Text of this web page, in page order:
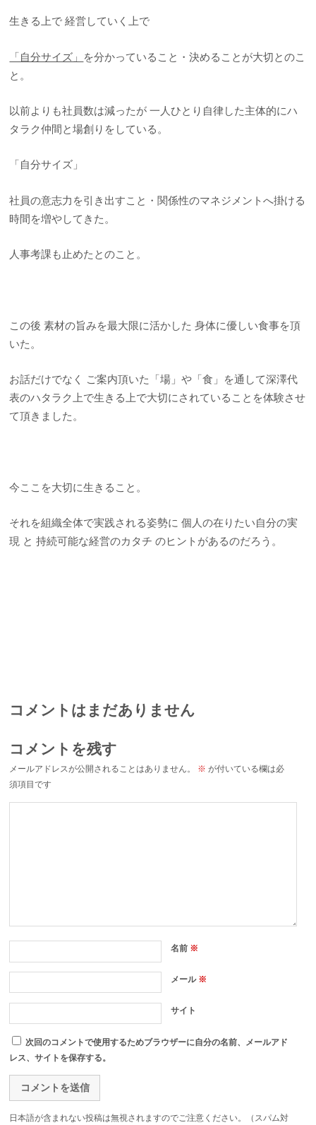
生きる上で 経営していく上で
「自分サイズ」 を分かっていること・決めることが大切とのこ
と。
以前よりも社員数は減ったが 一人ひとり自律した主体的にハ
タラク仲間と場創りをしている。
「自分サイズ」
社員の意志力を引き出すこと・関係性のマネジメントへ掛ける
時間を増やしてきた。
人事考課も止めたとのこと。
この後 素材の旨みを最大限に活かした 身体に優しい食事を頂
いた。
お話だけでなく ご案内頂いた「場」や「食」を通して深澤代
表のハタラク上で生きる上で大切にされていることを体験させ
て頂きました。
今ここを大切に生きること。
それを組織全体で実践される姿勢に 個人の在りたい自分の実
現 と 持続可能な経営のカタチ のヒントがあるのだろう。
コメントはまだありません
コメントを残す
メールアドレスが公開されることはありません。 ※ が付いている欄は必
須項目です
名前 ※
メール※
サイト
次回のコメントで使用するためブラウザーに自分の名前、メールアド
レス、サイトを保存する。
日本語が含まれない投稿は無視されますのでご注意ください。（スパム対